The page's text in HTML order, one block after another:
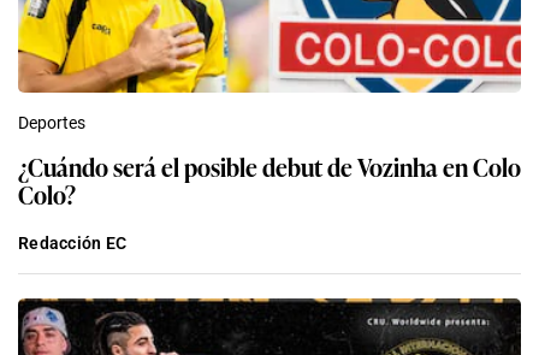
Deportes
¿Cuándo será el posible debut de Vozinha en Colo
Colo?
Redacción EC